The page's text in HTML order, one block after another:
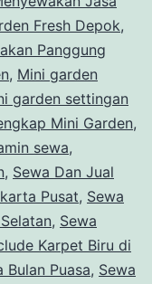
Fresh Depok,
Panggung
, Mini garden
garden settingan
Mini Garden,
sewa,
, Sewa Dan Jual
Pusat, Sewa
, Sewa
Karpet Biru di
Bulan Puasa, Sewa